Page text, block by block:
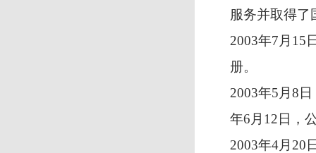
服务并取得了
2003年7月15
册。
2003年5月8
年6月12日，
2003年4月20